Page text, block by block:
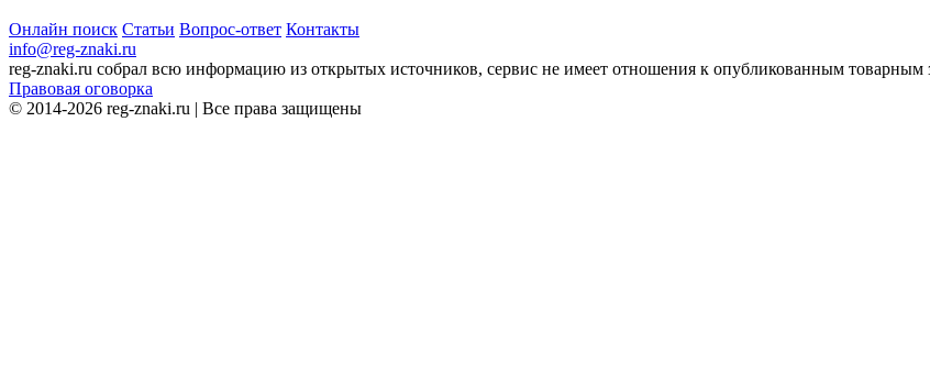
Онлайн поиск Статьи Вопрос-ответ Контакты
info@reg-znaki.ru
reg-znaki.ru собрал всю информацию из открытых источников, сервис не имеет отношения к опубликованным товарным
Правовая оговорка
© 2014-2026 reg-znaki.ru | Все права защищены